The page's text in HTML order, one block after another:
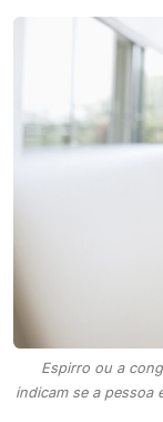
Espirro ou a
indicam se a pessoa